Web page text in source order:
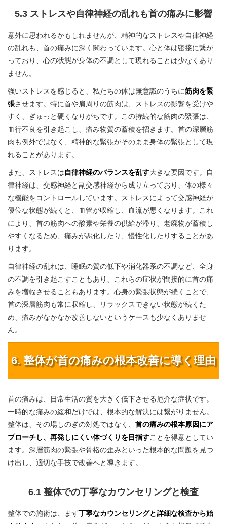
5.3 ストレスや自律神経の乱れも首の痛みに影響
意外に思われるかもしれませんが、精神的なストレスや自律神経
の乱れも、首の痛みに深く関わっています。心と体は密接に繋が
っており、心の状態が身体の不調として現れることは少なくあり
ません。
強いストレスを感じると、私たちの体は無意識のうちに筋肉を緊
張させます。特に首や肩周りの筋肉は、ストレスの影響を受けや
すく、ぎゅっと硬くなりがちです。この持続的な筋肉の緊張は、
血行不良を引き起こし、痛み物質の蓄積を招きます。首の深層筋
肉も例外ではなく、精神的な緊張がそのまま身体の緊張として現
れることがあります。
また、ストレスは自律神経のバランスを乱す大きな要因です。自
律神経は、交感神経と副交感神経から成り立っており、体の様々
な機能をコントロールしています。ストレスによって交感神経が
優位な状態が続くと、血管が収縮し、血流が悪くなります。これ
により、首の筋肉への酸素や栄養の供給が滞り、老廃物が蓄積し
やすくなるため、痛みが悪化したり、慢性化したりすることがあ
ります。
自律神経の乱れは、睡眠の質の低下や消化器系の不調など、全身
の不調を引き起こすこともあり、これらの症状が間接的に首の痛
みを増幅させることもあります。心身の緊張状態が続くことで、
首の深層筋肉も常に収縮し、リラックスできない状態が続くた
め、痛みがなかなか改善しないというケースも少なくありませ
ん。
6. 整体が首の痛みの根本改善に導く理由
首の痛みは、日常生活の質を大きく低下させる厄介な症状です。
一時的な痛みの緩和だけでは、根本的な解決には繋がりません。
整体は、その場しのぎの対処ではなく、 首の痛みの根本原因にア
プローチし、再発しにくい体づくりを目指すことを得意としてい
ます。深層筋肉の緊張や骨格の歪みといった根本的な問題を見つ
け出し、適切な手技で改善へと導きます。
6.1 整体での丁寧なカウンセリングと検査
整体での施術は、まず丁寧なカウンセリングと詳細な検査から始